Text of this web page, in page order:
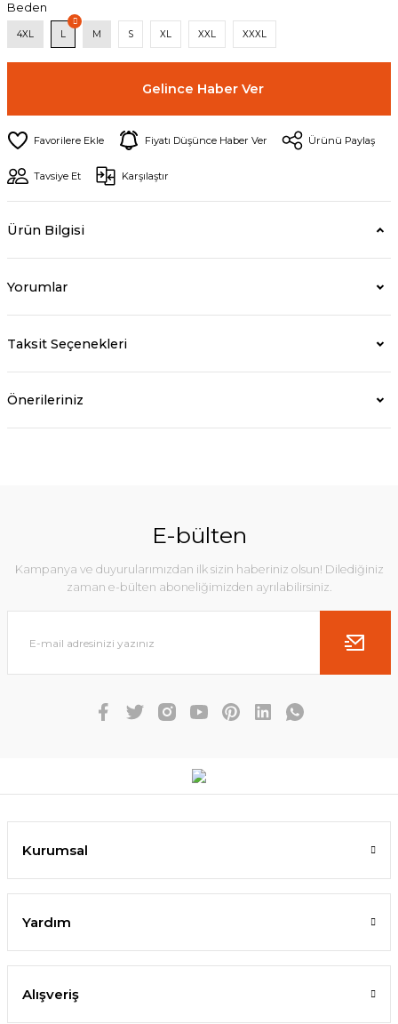
Beden
4XL L M S XL XXL XXXL
Gelince Haber Ver
Fiyatı Düşünce Haber Ver Ürünü Paylaş
Tavsiye Et Karşılaştır
Ürün Bilgisi
Yorumlar
Taksit Seçenekleri
Önerileriniz
E-bülten
Kampanya ve duyurularımızdan ilk sizin haberiniz olsun! Dilediğiniz
zaman e-bülten aboneliğimizden ayrılabilirsiniz.
Kurumsal
Yardım
Alışveriş